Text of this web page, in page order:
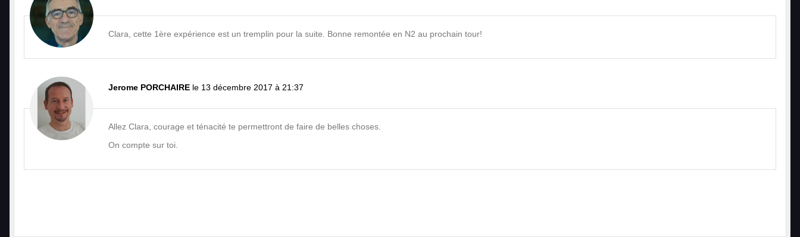
Clara, cette 1ère expérience est un tremplin pour la suite. Bonne remontée en N2 au prochain tour!
Jerome PORCHAIRE le 13 décembre 2017 à 21:37
Allez Clara, courage et ténacité te permettront de faire de belles choses.
On compte sur toi.